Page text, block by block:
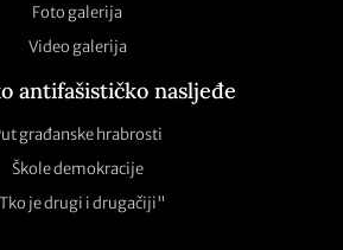
Foto galerija
Video galerija
antifašističko nasljeđe
građanske hrabrosti
Škole demokracije
je drugi i drugačiji"